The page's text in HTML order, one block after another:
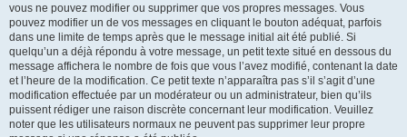
vous ne pouvez modifier ou supprimer que vos propres messages. Vous
pouvez modifier un de vos messages en cliquant le bouton adéquat, parfois
dans une limite de temps après que le message initial ait été publié. Si
quelqu’un a déjà répondu à votre message, un petit texte situé en dessous du
message affichera le nombre de fois que vous l’avez modifié, contenant la date
et l’heure de la modification. Ce petit texte n’apparaîtra pas s’il s’agit d’une
modification effectuée par un modérateur ou un administrateur, bien qu’ils
puissent rédiger une raison discrète concernant leur modification. Veuillez
noter que les utilisateurs normaux ne peuvent pas supprimer leur propre